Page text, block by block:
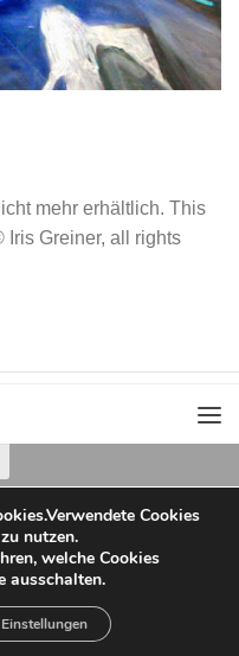
mehr erhältlich. This
Greiner, all rights
Cookies
nutzen.
welche Cookies
ausschalten.
Einstellungen